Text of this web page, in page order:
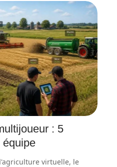
: 5
équipe
virtuelle, le